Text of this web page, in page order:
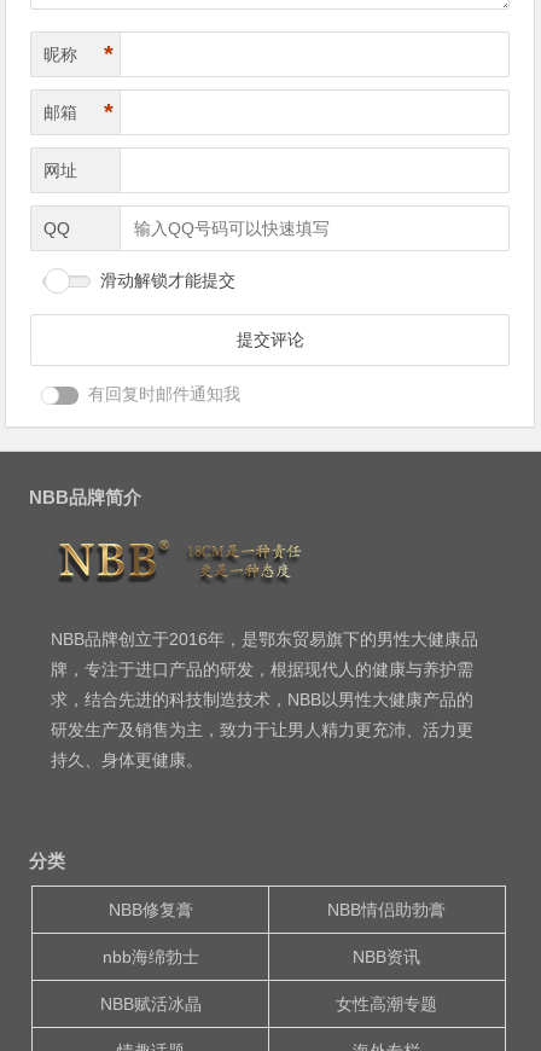
昵称 *
邮箱 *
网址
QQ
滑动解锁才能提交
有回复时邮件通知我
NBB品牌简介
NBB品牌创立于2016年，是鄂东贸易旗下的男性大健康品
牌，专注于进口产品的研发，根据现代人的健康与养护需
求，结合先进的科技制造技术，NBB以男性大健康产品的
研发生产及销售为主，致力于让男人精力更充沛、活力更
持久、身体更健康。
分类
NBB修复膏 NBB情侣助勃膏
nbb海绵勃士 NBB资讯
NBB赋活冰晶 女性高潮专题